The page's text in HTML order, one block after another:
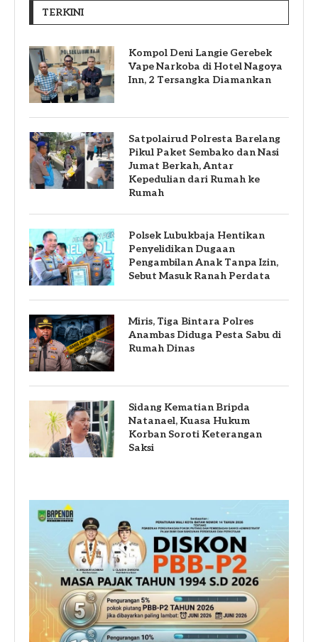
TERKINI
Kompol Deni Langie Gerebek
Vape Narkoba di Hotel Nagoya
Inn, 2 Tersangka Diamankan
Satpolairud Polresta Barelang
Pikul Paket Sembako dan Nasi
Jumat Berkah, Antar
Kepedulian dari Rumah ke
Rumah
Polsek Lubukbaja Hentikan
Penyelidikan Dugaan
Pengambilan Anak Tanpa Izin,
Sebut Masuk Ranah Perdata
Miris, Tiga Bintara Polres
Anambas Diduga Pesta Sabu di
Rumah Dinas
Sidang Kematian Bripda
Natanael, Kuasa Hukum
Korban Soroti Keterangan
Saksi